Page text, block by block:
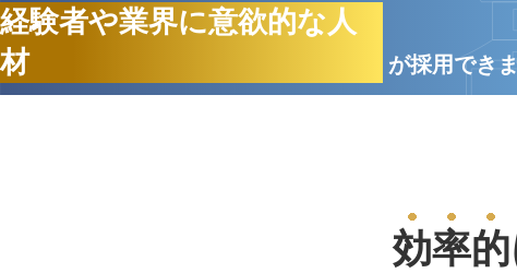
経験者や業界に意欲的な人
材
が採用でき
効率的